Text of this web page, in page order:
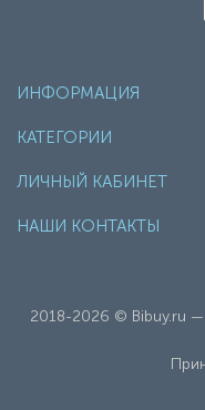
ИНФОРМАЦИЯ
КАТЕГОРИИ
ЛИЧНЫЙ КАБИНЕТ
НАШИ КОНТАКТЫ
2018-2026 © Bibuy.ru